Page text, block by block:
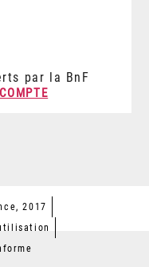
par la BnF
2017